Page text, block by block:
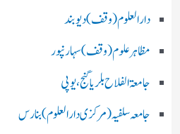
دارالعلوم (وقف)دیوبند
مظاہرعلوم (وقف)سہارنپور
جامعۃ الفلاح بلریاگنج،یوپی
جامعہ سلفیہ(مرکزی دارالعلوم )بنارس